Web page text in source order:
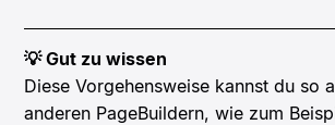
💡 Gut zu wissen
Diese Vorgehensweise kannst du so
anderen PageBuildern, wie zum